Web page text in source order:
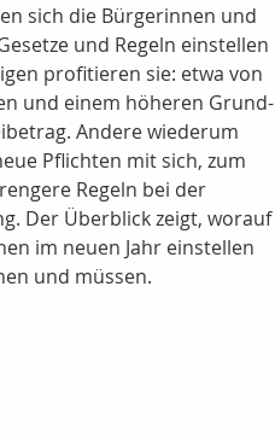
sich die Bürgerinnen und
und Regeln einstellen
profitieren sie: etwa von
und einem höheren Grund-
Andere wiederum
Pflichten mit sich, zum
Regeln bei der
Der Überblick zeigt, worauf
im neuen Jahr einstellen
und müssen.